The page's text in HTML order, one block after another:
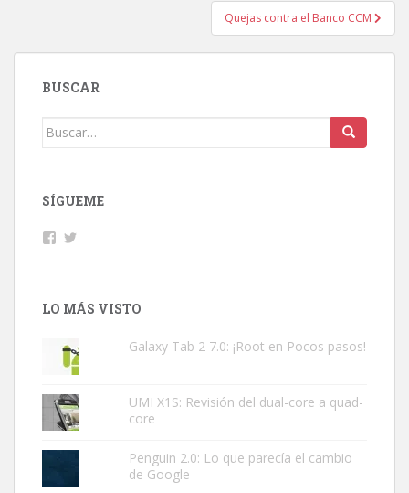
Quejas contra el Banco CCM
BUSCAR
Buscar:
SÍGUEME
Facebook
LO MÁS VISTO
Galaxy Tab 2 7.0: ¡Root en Pocos pasos!
UMI X1S: Revisión del dual-core a quad-
core
Penguin 2.0: Lo que parecía el cambio
de Google